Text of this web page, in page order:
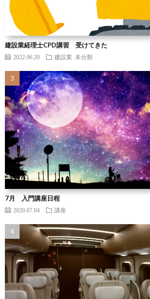
建設業経理士CPD講習 受けてきた
2022.06.20 建設業 未分類
7月 入門講座日程
2020.07.04 講座